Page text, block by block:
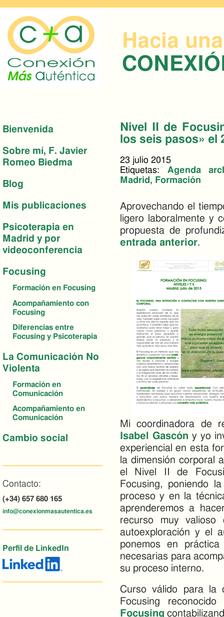
Hacia una
Bienvenida
Sobre mí, F. Javier
Romeo Biedma
Blog
Mis publicaciones
Psicoterapia en
Madrid y por
videoconferencia
Focusing
Formación en Focusing
Acompañamiento con
Focusing
Diferencias entre
Focusing y Psicoterapia
La Comunicación No
Violenta
Formación en
Comunicación
Acompañamiento en
Comunicación
Cambio social
Contacto:
(+34) 657 680 165
info@conexionmasautentica.es
Perfil de LinkedIn
Nivel II de
los seis pasos» el
23 julio 2015
Etiquetas: Agenda
Madrid , Formación
Aprovechando el
ligero laboralmente y
propuesta de
entrada anterior.
Mi coordinadora de
Isabel Gascón y yo
experiencial en esta
la dimensión corporal
el Nivel II de
Focusing, poniendo
proceso y en la
aprenderemos a
recurso muy valioso
autoexploración y el
ponemos en
necesarias para
su proceso interno.
Curso válido para la
Focusing
Focusing